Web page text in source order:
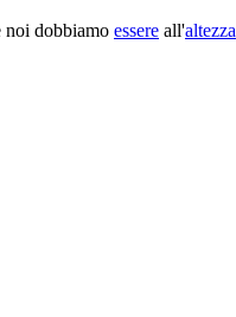
noi dobbiamo essere all'altezza